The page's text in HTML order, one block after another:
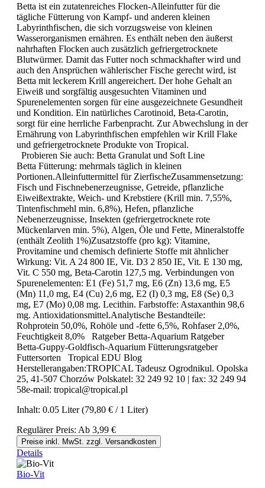
Betta ist ein zutatenreiches Flocken-Alleinfutter für die
tägliche Fütterung von Kampf- und anderen kleinen
Labyrinthfischen, die sich vorzugsweise von kleinen
Wasserorganismen ernähren. Es enthält neben den äußerst
nahrhaften Flocken auch zusätzlich gefriergetrocknete
Blutwürmer. Damit das Futter noch schmackhafter wird und
auch den Ansprüchen wählerischer Fische gerecht wird, ist
Betta mit leckerem Krill angereichert. Der hohe Gehalt an
Eiweiß und sorgfältig ausgesuchten Vitaminen und
Spurenelementen sorgen für eine ausgezeichnete Gesundheit
und Kondition. Ein natürliches Carotinoid, Beta-Carotin,
sorgt für eine herrliche Farbenpracht. Zur Abwechslung in der
Ernährung von Labyrinthfischen empfehlen wir Krill Flake
und gefriergetrocknete Produkte von Tropical.
Probieren Sie auch: Betta Granulat und Soft Line
Betta Fütterung: mehrmals täglich in kleinen
Portionen.Alleinfuttermittel für ZierfischeZusammensetzung:
Fisch und Fischnebenerzeugnisse, Getreide, pflanzliche
Eiweißextrakte, Weich- und Krebstiere (Krill min. 7,55%,
Tintenfischmehl min. 6,8%), Hefen, pflanzliche
Nebenerzeugnisse, Insekten (gefriergetrocknete rote
Mückenlarven min. 5%), Algen, Öle und Fette, Mineralstoffe
(enthält Zeolith 1%)Zusatzstoffe (pro kg): Vitamine,
Provitamine und chemisch definierte Stoffe mit ähnlicher
Wirkung: Vit. A 24 800 IE, Vit. D3 2 850 IE, Vit. E 130 mg,
Vit. C 550 mg, Beta-Carotin 127,5 mg. Verbindungen von
Spurenelementen: E1 (Fe) 51,7 mg, E6 (Zn) 13,6 mg, E5
(Mn) 11,0 mg, E4 (Cu) 2,6 mg, E2 (I) 0,3 mg, E8 (Se) 0,3
mg, E7 (Mo) 0,08 mg. Lecithin. Farbstoffe: Astaxanthin 98,6
mg. Antioxidationsmittel.Analytische Bestandteile:
Rohprotein 50,0%, Rohöle und -fette 6,5%, Rohfaser 2,0%,
Feuchtigkeit 8,0% Ratgeber Betta-Aquarium Ratgeber
Betta-Guppy-Goldfisch-Aquarium Fütterungsratgeber
Futtersorten Tropical EDU Blog
Herstellerangaben:TROPICAL Tadeusz Ogrodnikul. Opolska
25, 41-507 Chorzów Polskatel: 32 249 92 10 | fax: 32 249 94
58e-mail: tropical@tropical.pl
Inhalt: 0.05 Liter(79,80 € / 1 Liter)
Regulärer Preis: Ab 3,99 €
Preise inkl. MwSt. zzgl. Versandkosten
Details
Bio-Vit